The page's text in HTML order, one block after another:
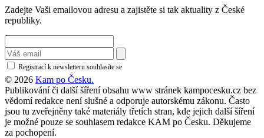
Zadejte Vaši emailovou adresu a zajistěte si tak aktuality z České
republiky.
Registrací k newsletteru souhlasíte se
© 2026 Kam po Česku.
Publikování či další šíření obsahu www stránek kampocesku.cz bez
vědomí redakce není slušné a odporuje autorskému zákonu. Často
jsou tu zveřejněny také materiály třetích stran, kde jejich další šíření
je možné pouze se souhlasem redakce KAM po Česku. Děkujeme
za pochopení.